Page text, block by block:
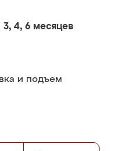
3, 4, 6 месяцев
и подъем